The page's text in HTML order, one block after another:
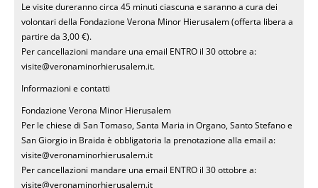
Le visite dureranno circa 45 minuti ciascuna e saranno a cura dei
volontari della Fondazione Verona Minor Hierusalem (offerta libera a
partire da 3,00 €).
Per cancellazioni mandare una email ENTRO il 30 ottobre a:
visite@veronaminorhierusalem.it.
Informazioni e contatti
Fondazione Verona Minor Hierusalem
Per le chiese di San Tomaso, Santa Maria in Organo, Santo Stefano e
San Giorgio in Braida è obbligatoria la prenotazione alla email a:
visite@veronaminorhierusalem.it
Per cancellazioni mandare una email ENTRO il 30 ottobre a:
visite@veronaminorhierusalem.it